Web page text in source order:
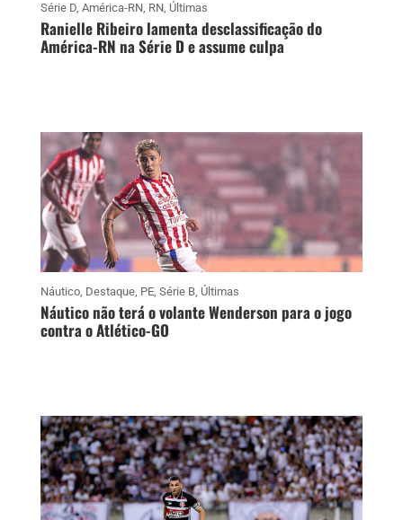
Série D, América-RN, RN, Últimas
Ranielle Ribeiro lamenta desclassificação do
América-RN na Série D e assume culpa
Náutico, Destaque, PE, Série B, Últimas
Náutico não terá o volante Wenderson para o jogo
contra o Atlético-GO